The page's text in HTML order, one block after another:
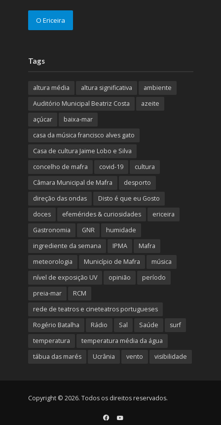
O Ericeira
Tags
altura média altura significativa
ambiente
Auditório Municipal Beatriz Costa
azeite
açúcar
baixa-mar
casa da música francisco alves gato
Casa de cultura Jaime Lobo e Silva
concelho de mafra
covid-19
cultura
Câmara Municipal de Mafra
desporto
direção das ondas
Disto é que eu Gosto
doces
efemérides & curiosidades
ericeira
Gastronomia
GNR
humidade
ingrediente da semana
IPMA
Mafra
meteorologia
Município de Mafra
música
nível de exposição UV
opinião
período
preia-mar
RCM
rede de teatros e cineteatros portugueses
Rogério Batalha
Rádio Sal Saúde
surf
temperatura
temperatura média da água
tábua das marés
Ucrânia vento visibilidade
Copyright © 2026. Todos os direitos reservados.